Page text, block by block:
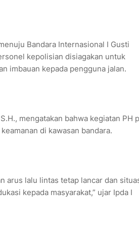
Bandara Internasional I Gusti
kepolisian disiagakan untuk
imbauan kepada pengguna jalan.
mengatakan bahwa kegiatan PH
di kawasan bandara.
arus lalu lintas tetap lancar dan
kepada masyarakat,” ujar Ipda I